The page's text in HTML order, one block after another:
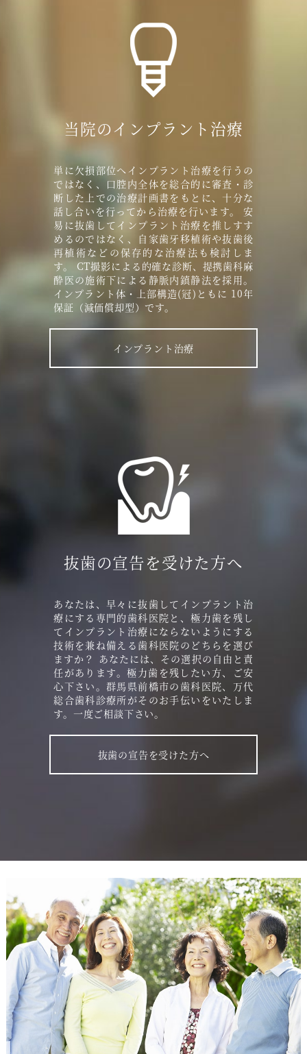
当院のインプラント治療
単に欠損部位へインプラント治療を行うの
ではなく、口腔内全体を総合的に審査・診
断した上での治療計画書をもとに、十分な
話し合いを行ってから治療を行います。 安
易に抜歯してインプラント治療を推しすす
めるのではなく、自家歯牙移植術や抜歯後
再植術などの保存的な治療法も検討しま
す。 CT撮影による的確な診断、提携歯科麻
酔医の施術下による静脈内鎮静法を採用。
インプラント体・上部構造(冠)ともに 10年
保証（減価償却型）です。
インプラント治療
抜歯の宣告を受けた方へ
あなたは、早々に抜歯してインプラント治
療にする専門的歯科医院と、極力歯を残し
てインプラント治療にならないようにする
技術を兼ね備える歯科医院のどちらを選び
ますか？ あなたには、その選択の自由と責
任があります。極力歯を残したい方、ご安
心下さい。群馬県前橋市の歯科医院、万代
総合歯科診療所がそのお手伝いをいたしま
す。一度ご相談下さい。
抜歯の宣告を受けた方へ